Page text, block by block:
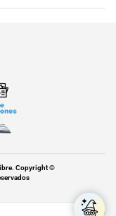
Copyright ©